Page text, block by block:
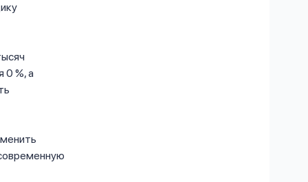
0 %, а